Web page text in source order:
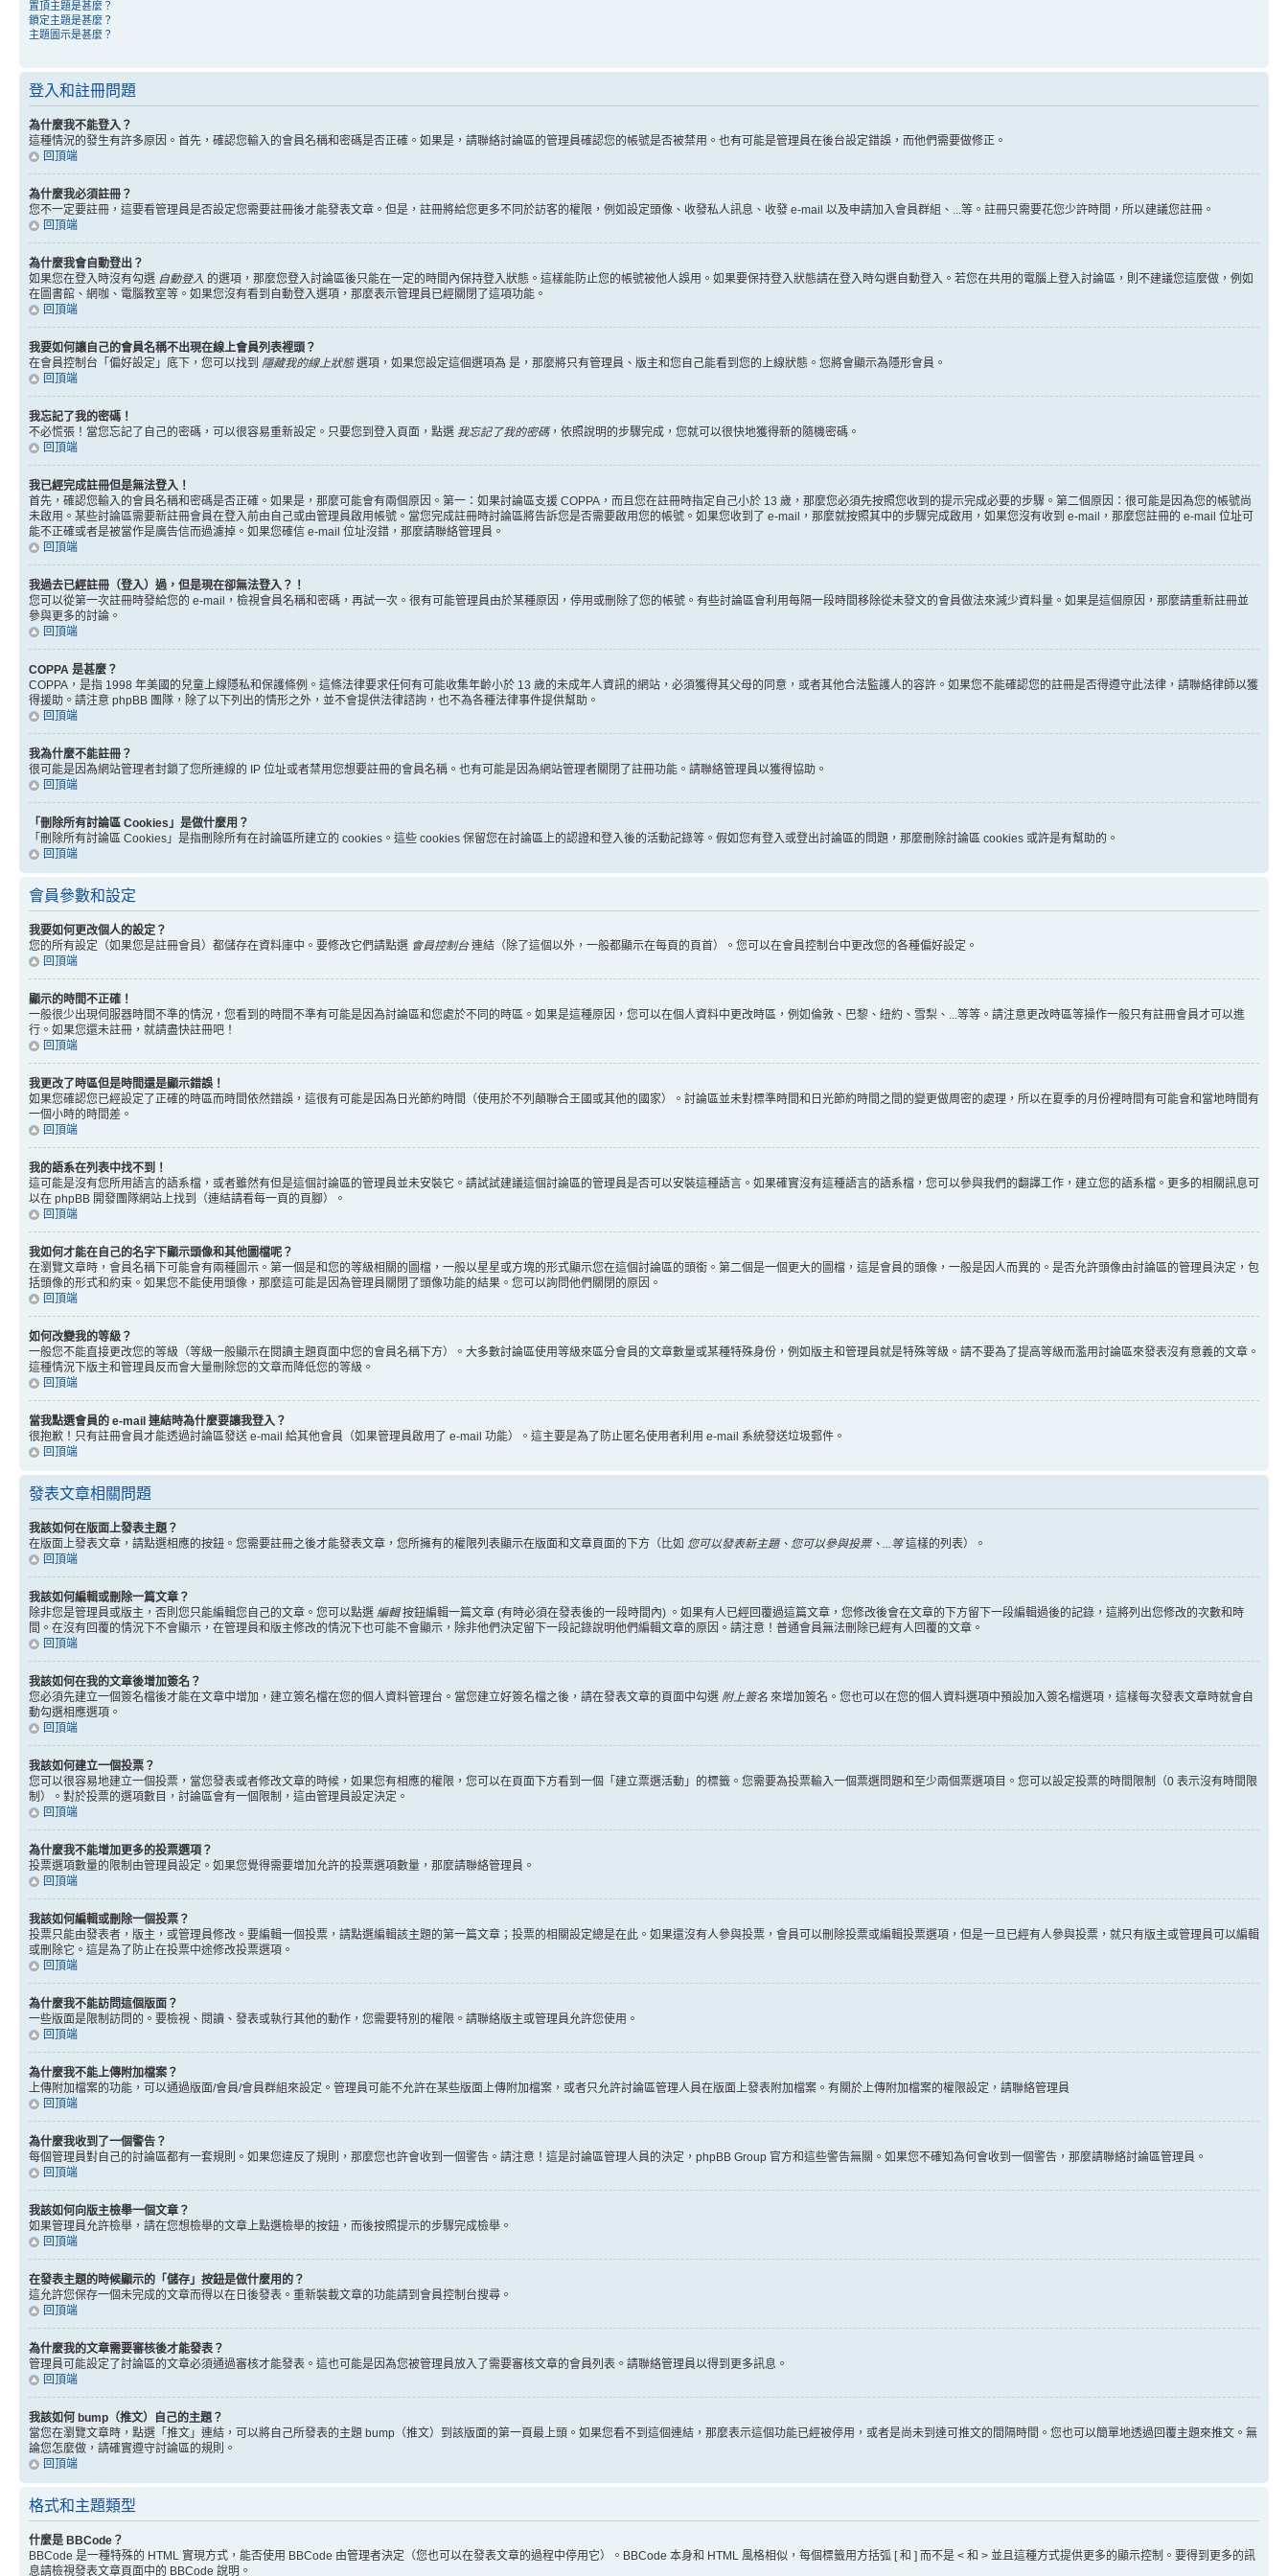
置頂主題是甚麼？
鎖定主題是甚麼？
主題圖示是甚麼？
登入和註冊問題
為什麼我不能登入？
這種情況的發生有許多原因。首先，確認您輸入的會員名稱和密碼是否正確。如果是，請聯絡討論區的管理員確認您的帳號是否被禁用。也有可能是管理員在後台設定錯誤，而他們需要做修正。
回頂端
為什麼我必須註冊？
您不一定要註冊，這要看管理員是否設定您需要註冊後才能發表文章。但是，註冊將給您更多不同於訪客的權限，例如設定頭像、收發私人訊息、收發 e-mail 以及申請加入會員群組、...等。註冊只需要花您少許時間，所以建議您註冊。
回頂端
為什麼我會自動登出？
如果您在登入時沒有勾選 自動登入 的選項，那麼您登入討論區後只能在一定的時間內保持登入狀態。這樣能防止您的帳號被他人誤用。如果要保持登入狀態請在登入時勾選自動登入。若您在共用的電腦上登入討論區，則不建議您這麼做，例如
在圖書館、網咖、電腦教室等。如果您沒有看到自動登入選項，那麼表示管理員已經關閉了這項功能。
回頂端
我要如何讓自己的會員名稱不出現在線上會員列表裡頭？
在會員控制台「偏好設定」底下，您可以找到 隱藏我的線上狀態選項，如果您設定這個選項為 是 ，那麼將只有管理員、版主和您自己能看到您的上線狀態。您將會顯示為隱形會員。
回頂端
我忘記了我的密碼！
不必慌張！當您忘記了自己的密碼，可以很容易重新設定。只要您到登入頁面，點選 我忘記了我的密碼，依照說明的步驟完成，您就可以很快地獲得新的隨機密碼。
回頂端
我已經完成註冊但是無法登入！
首先，確認您輸入的會員名稱和密碼是否正確。如果是，那麼可能會有兩個原因。第一：如果討論區支援 COPPA，而且您在註冊時指定自己小於 13 歲，那麼您必須先按照您收到的提示完成必要的步驟。第二個原因：很可能是因為您的帳號尚
未啟用。某些討論區需要新註冊會員在登入前由自己或由管理員啟用帳號。當您完成註冊時討論區將告訴您是否需要啟用您的帳號。如果您收到了 e-mail，那麼就按照其中的步驟完成啟用，如果您沒有收到 e-mail，那麼您註冊的 e-mail 位址可
能不正確或者是被當作是廣告信而過濾掉。如果您確信 e-mail 位址沒錯，那麼請聯絡管理員。
回頂端
我過去已經註冊（登入）過，但是現在卻無法登入？！
您可以從第一次註冊時發給您的 e-mail，檢視會員名稱和密碼，再試一次。很有可能管理員由於某種原因，停用或刪除了您的帳號。有些討論區會利用每隔一段時間移除從未發文的會員做法來減少資料量。如果是這個原因，那麼請重新註冊並
參與更多的討論。
回頂端
COPPA 是甚麼？
COPPA，是指 1998 年美國的兒童上線隱私和保護條例。這條法律要求任何有可能收集年齡小於 13 歲的未成年人資訊的網站，必須獲得其父母的同意，或者其他合法監護人的容許。如果您不能確認您的註冊是否得遵守此法律，請聯絡律師以獲
得援助。請注意 phpBB 團隊，除了以下列出的情形之外，並不會提供法律諮詢，也不為各種法律事件提供幫助。
回頂端
我為什麼不能註冊？
很可能是因為網站管理者封鎖了您所連線的 IP 位址或者禁用您想要註冊的會員名稱。也有可能是因為網站管理者關閉了註冊功能。請聯絡管理員以獲得協助。
回頂端
「刪除所有討論區 Cookies」是做什麼用？
「刪除所有討論區 Cookies」是指刪除所有在討論區所建立的 cookies。這些 cookies 保留您在討論區上的認證和登入後的活動記錄等。假如您有登入或登出討論區的問題，那麼刪除討論區 cookies 或許是有幫助的。
回頂端
會員參數和設定
我要如何更改個人的設定？
您的所有設定（如果您是註冊會員）都儲存在資料庫中。要修改它們請點選 會員控制台連結（除了這個以外，一般都顯示在每頁的頁首）。您可以在會員控制台中更改您的各種偏好設定。
回頂端
顯示的時間不正確！
一般很少出現伺服器時間不準的情況，您看到的時間不準有可能是因為討論區和您處於不同的時區。如果是這種原因，您可以在個人資料中更改時區，例如倫敦、巴黎、紐約、雪梨、...等等。請注意更改時區等操作一般只有註冊會員才可以進
行。如果您還未註冊，就請盡快註冊吧！
回頂端
我更改了時區但是時間還是顯示錯誤！
如果您確認您已經設定了正確的時區而時間依然錯誤，這很有可能是因為日光節約時間（使用於不列顛聯合王國或其他的國家）。討論區並未對標準時間和日光節約時間之間的變更做周密的處理，所以在夏季的月份裡時間有可能會和當地時間有
一個小時的時間差。
回頂端
我的語系在列表中找不到！
這可能是沒有您所用語言的語系檔，或者雖然有但是這個討論區的管理員並未安裝它。請試試建議這個討論區的管理員是否可以安裝這種語言。如果確實沒有這種語言的語系檔，您可以參與我們的翻譯工作，建立您的語系檔。更多的相關訊息可
以在 phpBB 開發團隊網站上找到（連結請看每一頁的頁腳）。
回頂端
我如何才能在自己的名字下顯示頭像和其他圖檔呢？
在瀏覽文章時，會員名稱下可能會有兩種圖示。第一個是和您的等級相關的圖檔，一般以星星或方塊的形式顯示您在這個討論區的頭銜。第二個是一個更大的圖檔，這是會員的頭像，一般是因人而異的。是否允許頭像由討論區的管理員決定，包
括頭像的形式和約束。如果您不能使用頭像，那麼這可能是因為管理員關閉了頭像功能的結果。您可以詢問他們關閉的原因。
回頂端
如何改變我的等級？
一般您不能直接更改您的等級（等級一般顯示在閱讀主題頁面中您的會員名稱下方）。大多數討論區使用等級來區分會員的文章數量或某種特殊身份，例如版主和管理員就是特殊等級。請不要為了提高等級而濫用討論區來發表沒有意義的文章。
這種情況下版主和管理員反而會大量刪除您的文章而降低您的等級。
回頂端
當我點選會員的 e-mail 連結時為什麼要讓我登入？
很抱歉！只有註冊會員才能透過討論區發送 e-mail 給其他會員（如果管理員啟用了 e-mail 功能）。這主要是為了防止匿名使用者利用 e-mail 系統發送垃圾郵件。
回頂端
發表文章相關問題
我該如何在版面上發表主題？
在版面上發表文章，請點選相應的按鈕。您需要註冊之後才能發表文章，您所擁有的權限列表顯示在版面和文章頁面的下方（比如 您可以發表新主題、您可以參與投票、...等這樣的列表）。
回頂端
我該如何編輯或刪除一篇文章？
除非您是管理員或版主，否則您只能編輯您自己的文章。您可以點選 編輯按鈕編輯一篇文章 (有時必須在發表後的一段時間內) 。如果有人已經回覆過這篇文章，您修改後會在文章的下方留下一段編輯過後的記錄，這將列出您修改的次數和時
間。在沒有回覆的情況下不會顯示，在管理員和版主修改的情況下也可能不會顯示，除非他們決定留下一段記錄說明他們編輯文章的原因。請注意！普通會員無法刪除已經有人回覆的文章。
回頂端
我該如何在我的文章後增加簽名？
您必須先建立一個簽名檔後才能在文章中增加，建立簽名檔在您的個人資料管理台。當您建立好簽名檔之後，請在發表文章的頁面中勾選 附上簽名 來增加簽名。您也可以在您的個人資料選項中預設加入簽名檔選項，這樣每次發表文章時就會自
動勾選相應選項。
回頂端
我該如何建立一個投票？
您可以很容易地建立一個投票，當您發表或者修改文章的時候，如果您有相應的權限，您可以在頁面下方看到一個「建立票選活動」的標籤。您需要為投票輸入一個票選問題和至少兩個票選項目。您可以設定投票的時間限制（0 表示沒有時間限
制）。對於投票的選項數目，討論區會有一個限制，這由管理員設定決定。
回頂端
為什麼我不能增加更多的投票選項？
投票選項數量的限制由管理員設定。如果您覺得需要增加允許的投票選項數量，那麼請聯絡管理員。
回頂端
我該如何編輯或刪除一個投票？
投票只能由發表者，版主，或管理員修改。要編輯一個投票，請點選編輯該主題的第一篇文章；投票的相關設定總是在此。如果還沒有人參與投票，會員可以刪除投票或編輯投票選項，但是一旦已經有人參與投票，就只有版主或管理員可以編輯
或刪除它。這是為了防止在投票中途修改投票選項。
回頂端
為什麼我不能訪問這個版面？
一些版面是限制訪問的。要檢視、閱讀、發表或執行其他的動作，您需要特別的權限。請聯絡版主或管理員允許您使用。
回頂端
為什麼我不能上傳附加檔案？
上傳附加檔案的功能，可以通過版面/會員/會員群組來設定。管理員可能不允許在某些版面上傳附加檔案，或者只允許討論區管理人員在版面上發表附加檔案。有關於上傳附加檔案的權限設定，請聯絡管理員
回頂端
為什麼我收到了一個警告？
每個管理員對自己的討論區都有一套規則。如果您違反了規則，那麼您也許會收到一個警告。請注意！這是討論區管理人員的決定，phpBB Group 官方和這些警告無關。如果您不確知為何會收到一個警告，那麼請聯絡討論區管理員。
回頂端
我該如何向版主檢舉一個文章？
如果管理員允許檢舉，請在您想檢舉的文章上點選檢舉的按鈕，而後按照提示的步驟完成檢舉。
回頂端
在發表主題的時候顯示的「儲存」按鈕是做什麼用的？
這允許您保存一個未完成的文章而得以在日後發表。重新裝載文章的功能請到會員控制台搜尋。
回頂端
為什麼我的文章需要審核後才能發表？
管理員可能設定了討論區的文章必須通過審核才能發表。這也可能是因為您被管理員放入了需要審核文章的會員列表。請聯絡管理員以得到更多訊息。
回頂端
我該如何 bump（推文）自己的主題？
當您在瀏覽文章時，點選「推文」連結，可以將自己所發表的主題 bump（推文）到該版面的第一頁最上頭。如果您看不到這個連結，那麼表示這個功能已經被停用，或者是尚未到達可推文的間隔時間。您也可以簡單地透過回覆主題來推文。無
論您怎麼做，請確實遵守討論區的規則。
回頂端
格式和主題類型
什麼是 BBCode？
BBCode 是一種特殊的 HTML 實現方式，能否使用 BBCode 由管理者決定（您也可以在發表文章的過程中停用它）。BBCode 本身和 HTML 風格相似，每個標籤用方括弧 [ 和 ] 而不是 < 和 > 並且這種方式提供更多的顯示控制。要得到更多的訊
息請檢視發表文章頁面中的 BBCode 說明。